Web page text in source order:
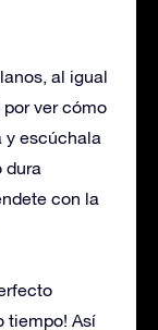
al igual
ver cómo
y escúchala
dura
con la
tiempo! Así